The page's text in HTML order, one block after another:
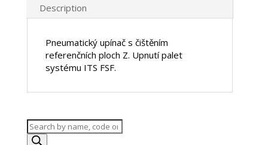
Description
Pneumatický upínač s čištěním
referenčních ploch Z. Upnutí palet
systému ITS FSF.
Products
search